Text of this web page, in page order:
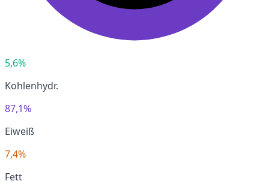
5,6%
Kohlenhydr.
87,1%
Eiweiß
7,4%
Fett